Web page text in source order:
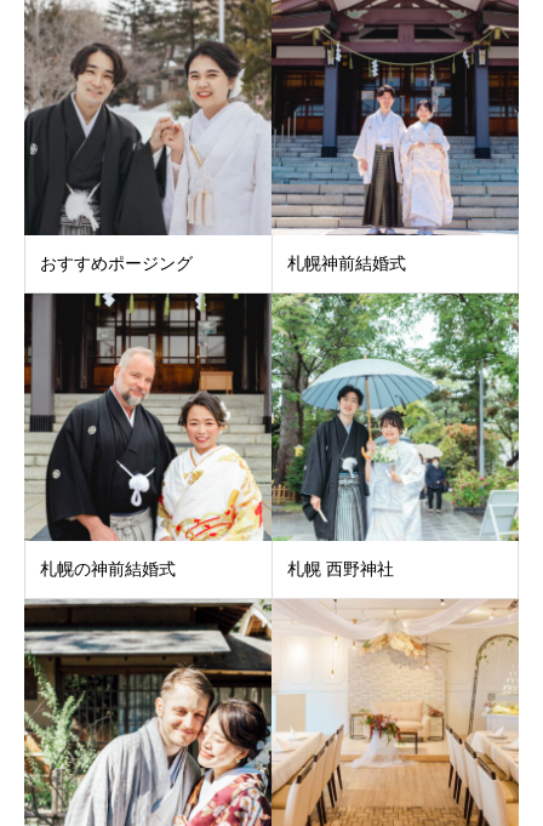
おすすめポージング 札幌神前結婚式
札幌の神前結婚式 札幌 西野神社